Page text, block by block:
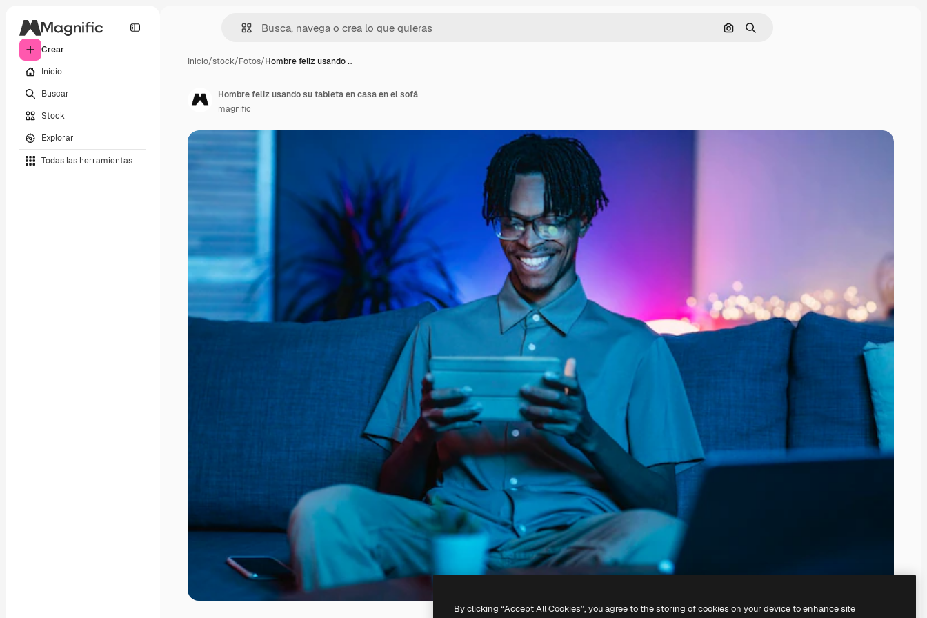
Crear
Inicio
Buscar
Stock
Explorar
Todas las herramientas
Buscar por imagen
Buscar
Inicio/stock/Fotos/Hombre feliz usando …
Hombre feliz usando su tableta en casa en el sofá
magnific
By clicking “Accept All Cookies”, you agree to the storing of cookies on your device to enhance site